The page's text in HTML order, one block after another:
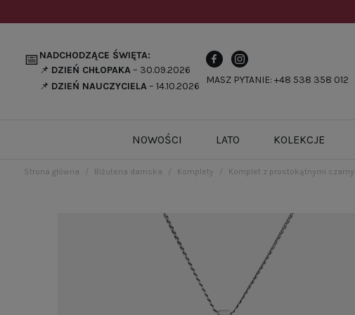
📅NADCHODZĄCE ŚWIĘTA:
📌 DZIEŃ CHŁOPAKA– 30.09.2026
📌 DZIEŃ NAUCZYCIELA– 14.10.2026
MASZ PYTANIE: +48 538 358 012
NOWOŚCI LATO KOLEKCJE
Strona główna Biżuteria damska Komplety Komplet z prostokątnymi